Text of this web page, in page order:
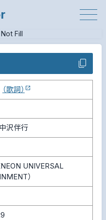
Not Fill
（歌詞）
沢伴行
UNIVERSAL
）